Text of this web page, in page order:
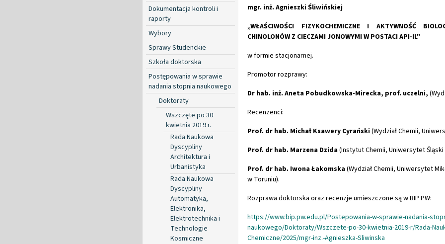
Dokumentacja kontroli i
raporty
Wybory
Sprawy Studenckie
Szkoła doktorska
Postępowania w sprawie
nadania stopnia naukowego
Doktoraty
Wszczęte po 30
kwietnia 2019 r.
Rada Naukowa
Dyscypliny
Architektura i
Urbanistyka
Rada Naukowa
Dyscypliny
Automatyka,
Elektronika,
Elektrotechnika i
Technologie
Kosmiczne
mgr. inż. Agnieszki Śliwińskiej
„WŁAŚCIWOŚCI FIZYKOCHEMICZNE I AKTYWNOŚĆ
CHINOLONÓW Z CIECZAMI JONOWYMI W POSTACI API-IL"
w formie stacjonarnej.
Promotor rozprawy:
Dr hab. inż. Aneta Pobudkowska-Mirecka, prof. uczelni,
Recenzenci:
Prof. dr hab. Michał Ksawery Cyrański(Wydział Chemii,
Prof. dr hab. Marzena Dzida(Instytut Chemii, Uniwersytet
Prof. dr hab. Iwona Łakomska(Wydział Chemii, Uniwersytet
w Toruniu).
Rozprawa doktorska oraz recenzje umieszczone są w BIP PW:
https://www.bip.pw.edu.pl/Postepowania-w-sprawie-nadania-
naukowego/Doktoraty/Wszczete-po-30-kwietnia-2019-r/Rada-
Chemiczne/2025/mgr-inz.-Agnieszka-Sliwinska